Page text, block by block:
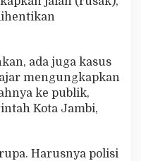
ada juga kasus
mengungkapkan
ke publik,
Kota Jambi,
Harusnya polisi